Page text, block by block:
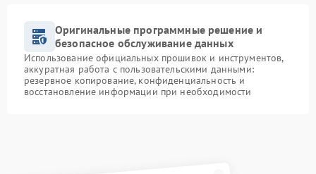
Оригинальные программные решение и
безопасное обслуживание данных
Использование официальных прошивок и инструментов,
аккуратная работа с пользовательскими данными:
резервное копирование, конфиденциальность и
восстановление информации при необходимости